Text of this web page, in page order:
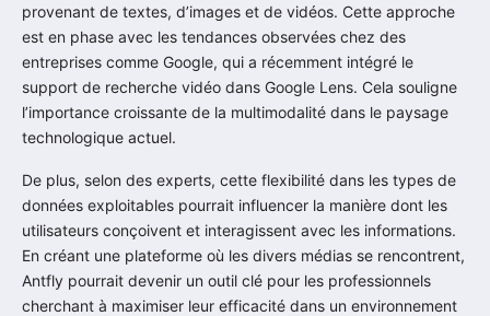
provenant de textes, d’images et de vidéos. Cette approche
est en phase avec les tendances observées chez des
entreprises comme Google, qui a récemment intégré le
support de recherche vidéo dans Google Lens. Cela souligne
l’importance croissante de la multimodalité dans le paysage
technologique actuel.
De plus, selon des experts, cette flexibilité dans les types de
données exploitables pourrait influencer la manière dont les
utilisateurs conçoivent et interagissent avec les informations.
En créant une plateforme où les divers médias se rencontrent,
Antfly pourrait devenir un outil clé pour les professionnels
cherchant à maximiser leur efficacité dans un environnement